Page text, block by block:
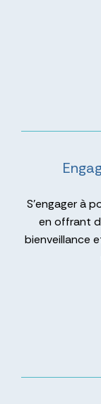
S’engager à
en offrant
bienveillance